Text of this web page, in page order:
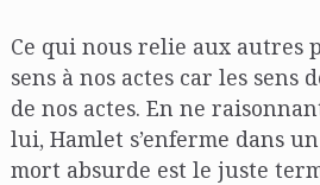
Ce qui nous relie aux autres
sens à nos actes car les sens
de nos actes. En ne
lui, Hamlet s’enferme dans
mort absurde est le juste